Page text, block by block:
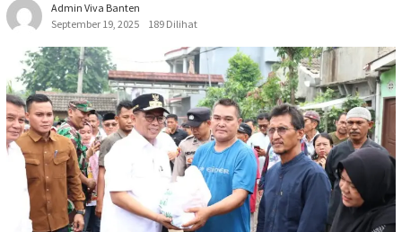
Admin Viva Banten
September 19, 2025
189 Dilihat